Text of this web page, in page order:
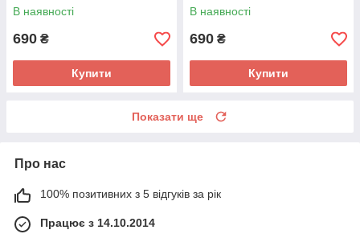
В наявності
690 ₴
Купити
В наявності
690 ₴
Купити
Показати ще
Про нас
100% позитивних з 5 відгуків за рік
Працює з 14.10.2014